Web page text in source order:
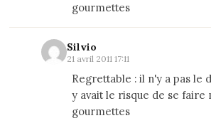
gourmettes
Silvio
21 avril 2011 17:11
Regrettable : il n'y a pas le
y avait le risque de se faire
gourmettes